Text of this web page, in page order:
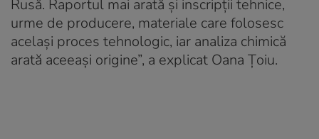
Rusă. Raportul mai arată şi inscripţii tehnice,
urme de producere, materiale care folosesc
acelaşi proces tehnologic, iar analiza chimică
arată aceeaşi origine”, a explicat Oana Ţoiu.